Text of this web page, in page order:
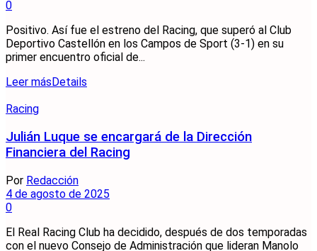
0
Positivo. Así fue el estreno del Racing, que superó al Club
Deportivo Castellón en los Campos de Sport (3-1) en su
primer encuentro oficial de...
Leer más Details
Racing
Julián Luque se encargará de la Dirección
Financiera del Racing
Por Redacción
4 de agosto de 2025
0
El Real Racing Club ha decidido, después de dos temporadas
con el nuevo Consejo de Administración que lideran Manolo